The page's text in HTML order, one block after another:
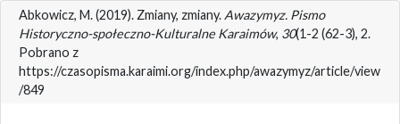
Abkowicz, M. (2019). Zmiany, zmiany. Awazymyz. Pismo
Historyczno-społeczno-Kulturalne Karaimów, 30(1-2 (62-3), 2.
Pobrano z
https://czasopisma.karaimi.org/index.php/awazymyz/article/view
/849